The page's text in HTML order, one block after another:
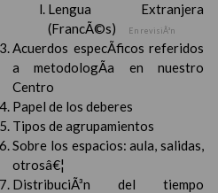
Lengua Extranjera
(FrancÃ©s)
En revisiÃ³n
Acuerdos especÃ­ficos referidos
a metodologÃ­a en nuestro
Centro
Papel de los deberes
Tipos de agrupamientos
Sobre los espacios: aula, salidas,
otrosâ€¦
DistribuciÃ³n del tiempo